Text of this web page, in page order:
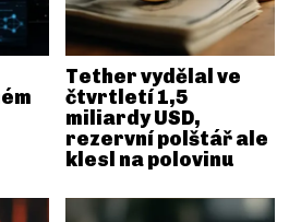
Tether vydělal ve
čtvrtletí 1,5
miliardy USD,
rezervní polštář ale
klesl na polovinu